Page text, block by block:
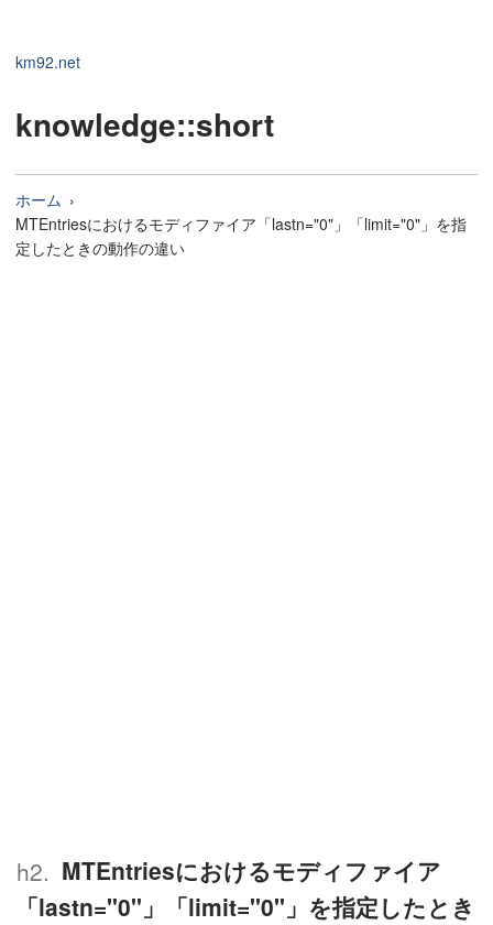
km92.net
knowledge::short
ホーム
MTEntriesにおけるモディファイア「lastn="0"」「limit="0"」を指
定したときの動作の違い
MTEntriesにおけるモディファイア
「lastn="0"」「limit="0"」を指定したとき